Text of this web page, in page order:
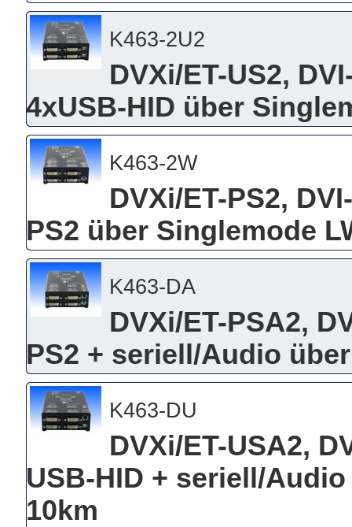
K463-2U2
DVXi/ET-US2,
4xUSB-HID über
K463-2W
DVXi/ET-PS2,
PS2 über Singlemode
K463-DA
DVXi/ET-PSA2,
PS2 + seriell/Audio
K463-DU
DVXi/ET-USA2,
USB-HID + seriell/
10km